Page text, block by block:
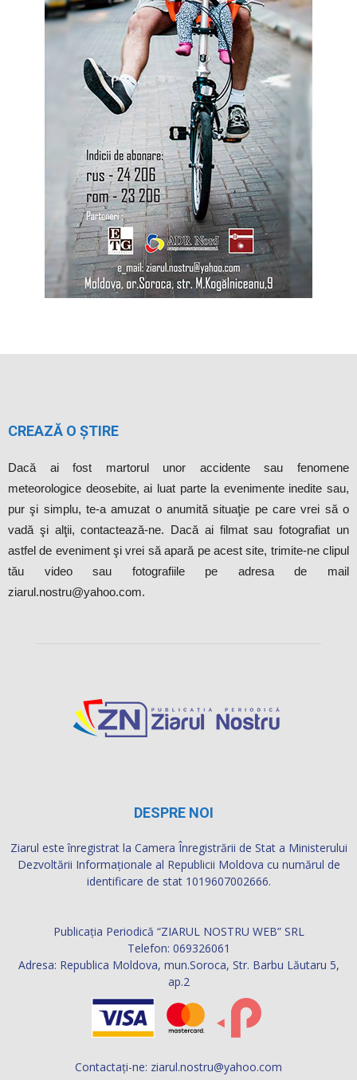
CREAZĂ O ȘTIRE
Dacă ai fost martorul unor accidente sau fenomene
meteorologice deosebite, ai luat parte la evenimente inedite sau,
pur şi simplu, te-a amuzat o anumită situaţie pe care vrei să o
vadă şi alţii, contactează-ne. Dacă ai filmat sau fotografiat un
astfel de eveniment şi vrei să apară pe acest site, trimite-ne clipul
tău video sau fotografiile pe adresa de mail
ziarul.nostru@yahoo.com.
DESPRE NOI
Ziarul este înregistrat la Camera Înregistrării de Stat a Ministerului
Dezvoltării Informaţionale al Republicii Moldova cu numărul de
identificare de stat 1019607002666.
Publicația Periodică “ZIARUL NOSTRU WEB” SRL
Telefon: 069326061
Adresa: Republica Moldova, mun.Soroca, Str. Barbu Lăutaru 5,
ap.2
Contactați-ne: ziarul.nostru@yahoo.com